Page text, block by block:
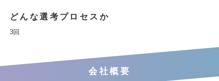
どんな選考プロセスか
3回
会社概要